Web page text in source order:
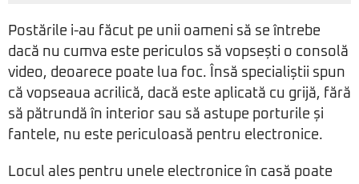
Postările i-au făcut pe unii oameni să se întrebe
dacă nu cumva este periculos să vopsești o consolă
video, deoarece poate lua foc. Însă specialiștii spun
că vopseaua acrilică, dacă este aplicată cu grijă, fără
să pătrundă în interior sau să astupe porturile și
fantele, nu este periculoasă pentru electronice.
Locul ales pentru unele electronice în casă poate